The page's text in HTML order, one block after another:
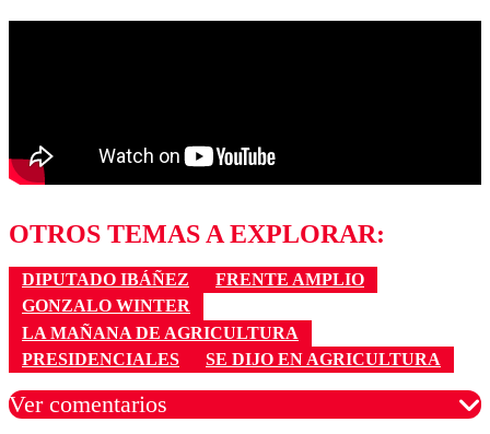
OTROS TEMAS A EXPLORAR:
DIPUTADO IBÁÑEZ
FRENTE AMPLIO
GONZALO WINTER
LA MAÑANA DE AGRICULTURA
PRESIDENCIALES
SE DIJO EN AGRICULTURA
Ver comentarios